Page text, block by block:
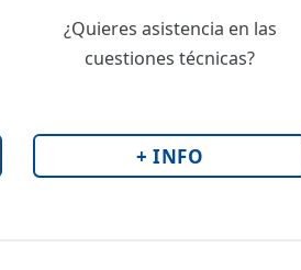
¿Quieres asistencia en las
cuestiones técnicas?
+ INFO